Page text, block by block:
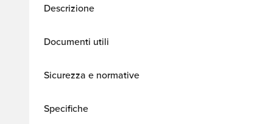
Descrizione
Documenti utili
Sicurezza e normative
Specifiche